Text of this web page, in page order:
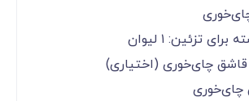
تزئین: ۱ لیوان